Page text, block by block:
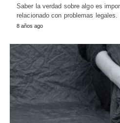
Saber la verdad sobre algo es
relacionado con problemas
8 años ago